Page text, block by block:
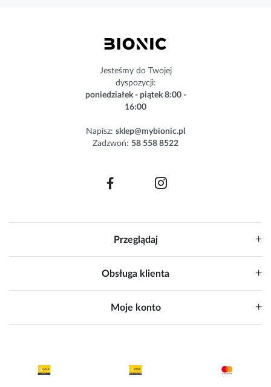
Jesteśmy do Twojej
dyspozycji:
poniedziałek - piątek 8:00 -
16:00
Napisz: sklep@mybionic.pl
Zadzwoń: 58 558 8522
Przeglądaj
Obsługa klienta
Moje konto